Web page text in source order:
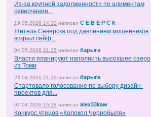
Из-за крупной задолженности по алиментам
северчанин...
19.05.2026 14:30 написал С Е В Е Р С К
Житель Северска под давлением мошенников
вскрыл сейф...
04.05.2026 21:25 написал барыга
Власти планируют наполнить высохшее озеро
из Томи
23.04.2026 21:39 написал барыга
Стартовало голосование по выбору дизайн-
проектов для...
07.04.2026 15:18 написал alex33kaw
Конкурс чтецов «Колокол Чернобыля»